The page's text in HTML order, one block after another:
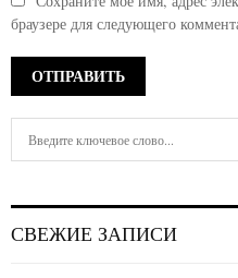
браузере для следующего
h
СВЕЖИЕ ЗАПИСИ